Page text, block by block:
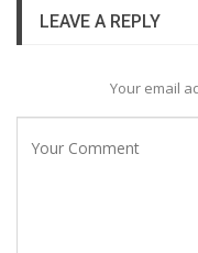
LEAVE A REPLY
Your email